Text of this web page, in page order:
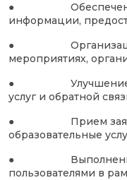
● Обеспечение
информации,
● Организация
мероприятиях,
● Улучшение
услуг и обратной
● Прием заявок
образовательные
● Выполнение
пользователями в